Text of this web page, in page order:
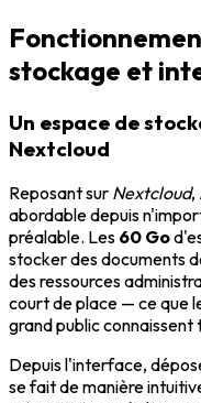
stockage et
Un espace de
Nextcloud
Reposant sur Nextcloud,
abordable depuis
préalable. Les 60 Go
stocker des documents
des ressources
court de place — ce que
grand public connaissent
Depuis l'interface,
se fait de manière